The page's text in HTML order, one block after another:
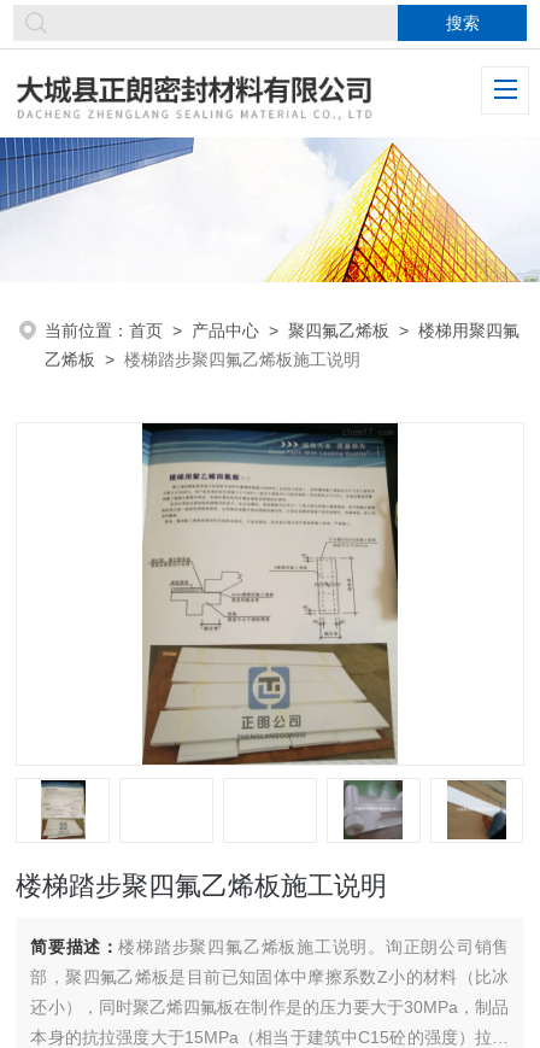
当前位置：首页 > 产品中心 >聚四氟乙烯板 >楼梯用聚四氟
乙烯板
>楼梯踏步聚四氟乙烯板施工说明
楼梯踏步聚四氟乙烯板施工说明
简要描述：楼梯踏步聚四氟乙烯板施工说明。询正朗公司销售
部，聚四氟乙烯板是目前已知固体中摩擦系数Z小的材料（比冰
还小），同时聚乙烯四氟板在制作是的压力要大于30MPa，制品
本身的抗拉强度大于15MPa（相当于建筑中C15砼的强度）拉伸